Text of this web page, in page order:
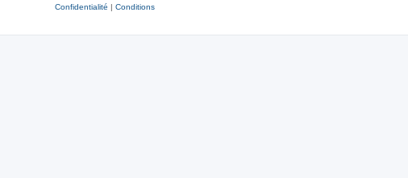
Confidentialité | Conditions